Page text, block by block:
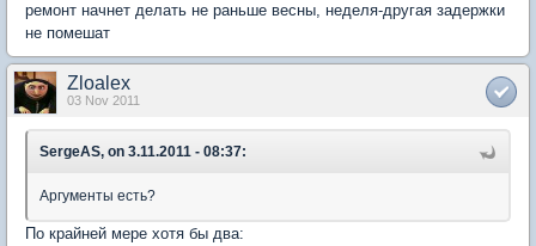
ремонт начнет делать не раньше весны, неделя-другая задержки
не помешат
Zloalex
03 Nov 2011
SergeAS, on 3.11.2011 - 08:37:
Аргументы есть?
По крайней мере хотя бы два: